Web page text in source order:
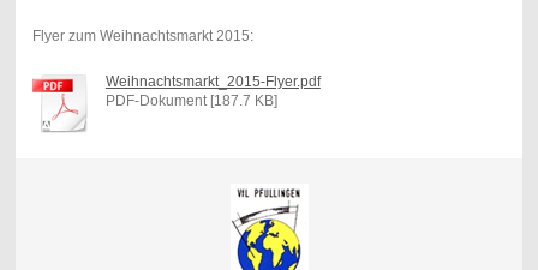
Flyer zum Weihnachtsmarkt 2015:
Weihnachtsmarkt_2015-Flyer.pdf
PDF-Dokument [187.7 KB]